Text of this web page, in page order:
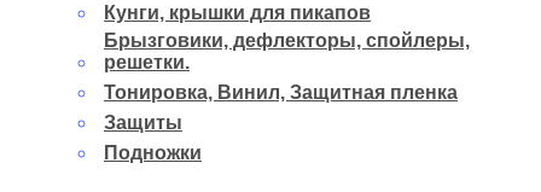
Кунги, крышки для пикапов
Брызговики, дефлекторы, спойлеры,
решетки.
Тонировка, Винил, Защитная пленка
Защиты
Подножки